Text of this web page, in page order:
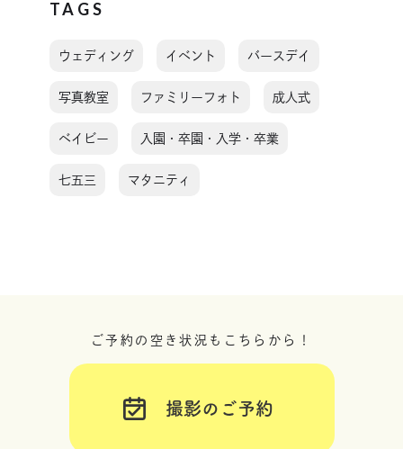
TAGS
ウェディング イベント バースデイ
写真教室 ファミリーフォト 成人式
ベイビー 入園・卒園・入学・卒業
七五三 マタニティ
ご予約の空き状況もこちらから！
撮影のご予約